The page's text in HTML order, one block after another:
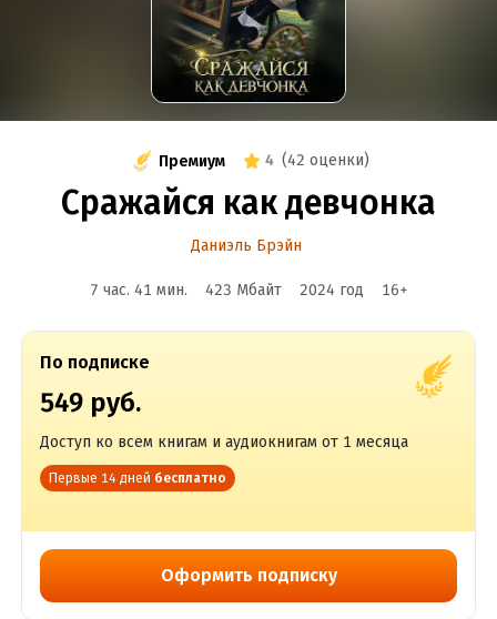
Премиум 4 (42 оценки)
Сражайся как девчонка
Даниэль Брэйн
7 час. 41 мин. 423 Мбайт 2024 год 16+
По подписке
549 руб.
Доступ ко всем книгам и аудиокнигам от 1 месяца
Первые 14 дней бесплатно
Оформить подписку